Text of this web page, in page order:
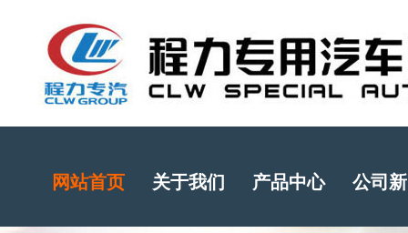
网站首页 关于我们 产品中心 公司